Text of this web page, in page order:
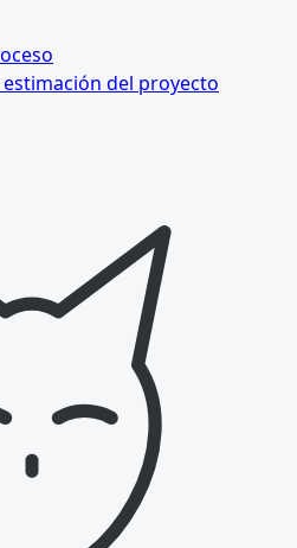
estimación del proyecto